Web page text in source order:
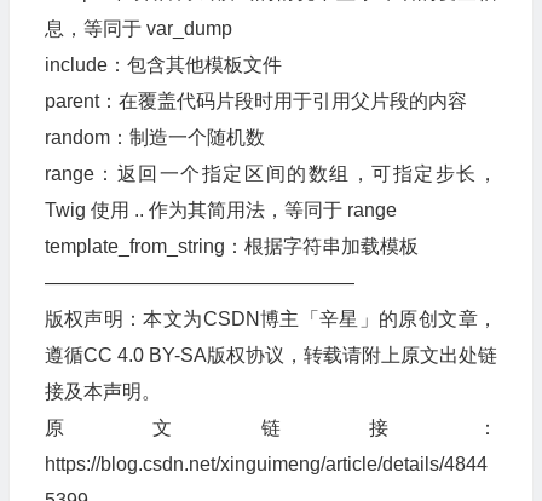
息，等同于 var_dump
include：包含其他模板文件
parent：在覆盖代码片段时用于引用父片段的内容
random：制造一个随机数
range：返回一个指定区间的数组，可指定步长，
Twig 使用 .. 作为其简用法，等同于 range
template_from_string：根据字符串加载模板
————————————————
版权声明：本文为CSDN博主「辛星」的原创文章，
遵循CC 4.0 BY-SA版权协议，转载请附上原文出处链
接及本声明。
原文链接：
https://blog.csdn.net/xinguimeng/article/details/4844